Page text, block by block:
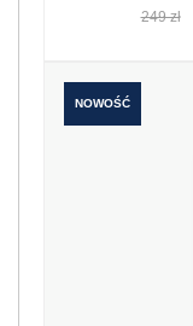
249 zł
NOWOŚĆ